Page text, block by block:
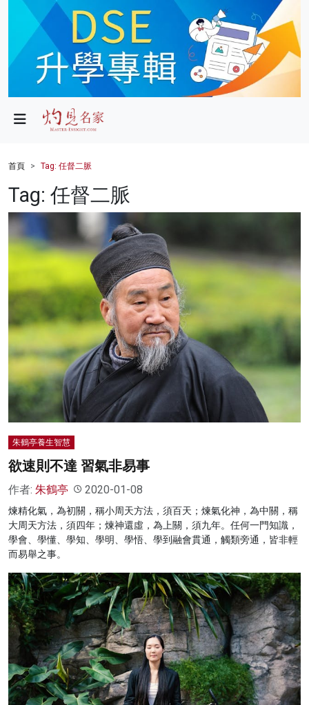
政局
財經
健康
商業
影片
名家榜
灼見活動
關於我們
首頁 Tag: 任督二脈
Tag: 任督二脈
朱鶴亭養生智慧
欲速則不達 習氣非易事
作者: 朱鶴亭 2020-01-08
煉精化氣，為初關，稱小周天方法，須百天；煉氣化神，為中關，稱
大周天方法，須四年；煉神還虛，為上關，須九年。任何一門知識，
學會、學懂、學知、學明、學悟、學到融會貫通，觸類旁通，皆非輕
而易舉之事。